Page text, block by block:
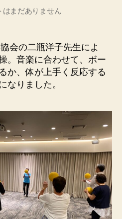
稿
日
はまだありません
会の二瓶洋子先生によ
。音楽に合わせて、ボー
か、体が上手く反応する
なりました。